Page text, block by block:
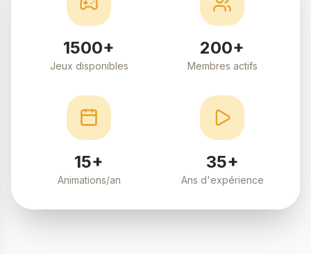
1500+
Jeux disponibles
200+
Membres actifs
15+
Animations/an
35+
Ans d'expérience